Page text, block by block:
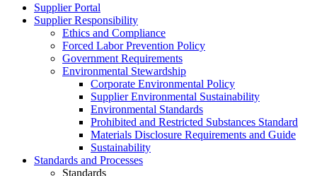
Supplier Portal
Supplier Responsibility
Ethics and Compliance​
Forced Labor Prevention Policy​
Government Requirements
Environmental Stewardship
Corporate Environmental Policy
Supplier Environmental Sustainability
Environmental Standards
Prohibited and Restricted Substances Standard
Materials Disclosure Requirements and Guide
Sustainability
Standards and Processes
Standards